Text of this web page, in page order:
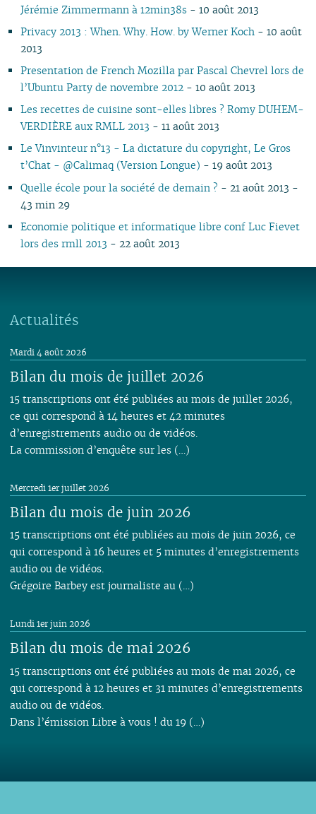
Jérémie Zimmermann à 12min38s- 10 août 2013
Privacy 2013 : When. Why. How. by Werner Koch- 10 août
2013
Presentation de French Mozilla par Pascal Chevrel lors de
l’Ubuntu Party de novembre 2012- 10 août 2013
Les recettes de cuisine sont-elles libres ? Romy DUHEM-
VERDIÈRE aux RMLL 2013 - 11 août 2013
Le Vinvinteur n°13 - La dictature du copyright, Le Gros
t’Chat - @Calimaq (Version Longue) - 19 août 2013
Quelle école pour la société de demain ? - 21 août 2013 -
43 min 29
Economie politique et informatique libre conf Luc Fievet
lors des rmll 2013 - 22 août 2013
Actualités
Bilan du mois de juillet 2026
Mardi 4 août 2026
15 transcriptions ont été publiées au mois de juillet 2026,
ce qui correspond à 14 heures et 42 minutes
d’enregistrements audio ou de vidéos.
La commission d’enquête sur les (…)
Bilan du mois de juin 2026
Mercredi 1er juillet 2026
15 transcriptions ont été publiées au mois de juin 2026, ce
qui correspond à 16 heures et 5 minutes d’enregistrements
audio ou de vidéos.
Grégoire Barbey est journaliste au (…)
Bilan du mois de mai 2026
Lundi 1er juin 2026
15 transcriptions ont été publiées au mois de mai 2026, ce
qui correspond à 12 heures et 31 minutes d’enregistrements
audio ou de vidéos.
Dans l’émission Libre à vous ! du 19 (…)